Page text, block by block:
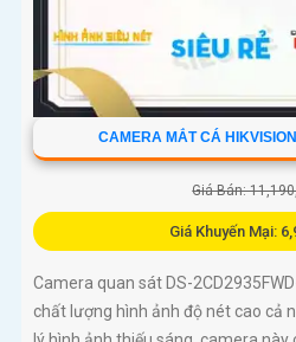
CAMERA MẮT CÁ
Giá Bán:
Giá Khuyến Mại:
Camera quan sát DS-
chất lượng hình ảnh độ nét cao cả